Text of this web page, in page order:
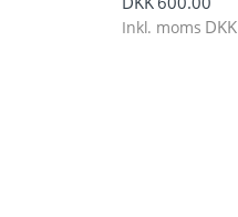
Inkl. moms DKK